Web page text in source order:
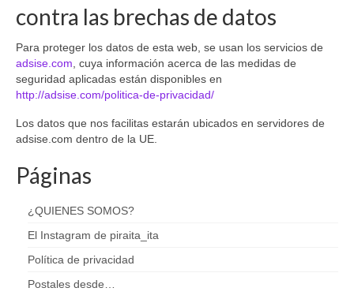
contra las brechas de datos
Para proteger los datos de esta web, se usan los servicios de
adsise.com , cuya información acerca de las medidas de
seguridad aplicadas están disponibles en
http://adsise.com/politica-de-privacidad/
Los datos que nos facilitas estarán ubicados en servidores de
adsise.com dentro de la UE.
Páginas
¿QUIENES SOMOS?
El Instagram de piraita_ita
Política de privacidad
Postales desde…